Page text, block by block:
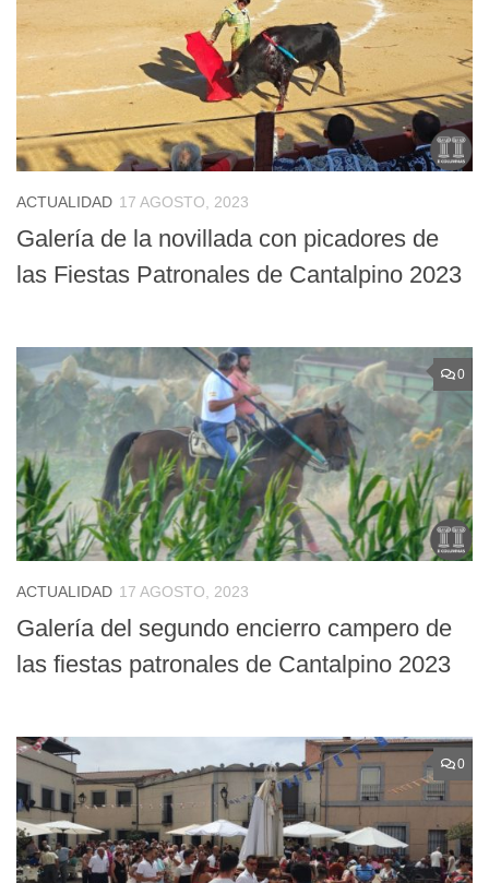
ACTUALIDAD 17 AGOSTO, 2023
Galería de la novillada con picadores de
las Fiestas Patronales de Cantalpino 2023
0
ACTUALIDAD 17 AGOSTO, 2023
Galería del segundo encierro campero de
las fiestas patronales de Cantalpino 2023
0